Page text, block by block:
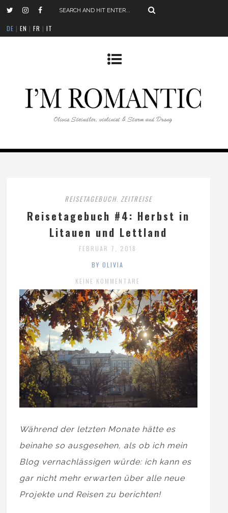
DE |EN |FR |IT
REISETAGEBUCH,ZEITREISE
Reisetagebuch #4: Herbst in
Litauen und Lettland
FEBRUAR 7, 2018
BY OLIVIA
KEINE KOMMENTARE
Während der letzten Monate hätte es
beinahe so ausgesehen, als ob ich mein
Blog vernachlässigen würde: ich kann es
gar nicht mehr erwarten über alle neue
Projekte und Reisen zu berichten!